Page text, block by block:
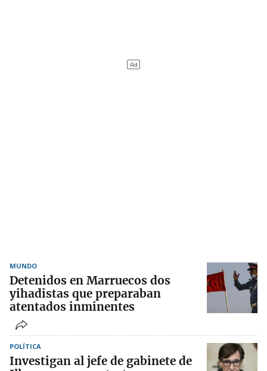
MUNDO
Detenidos en Marruecos dos
yihadistas que preparaban
atentados inminentes
POLÍTICA
Investigan al jefe de gabinete de